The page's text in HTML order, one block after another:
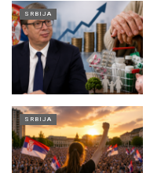
SRBIJA
SRBIJA